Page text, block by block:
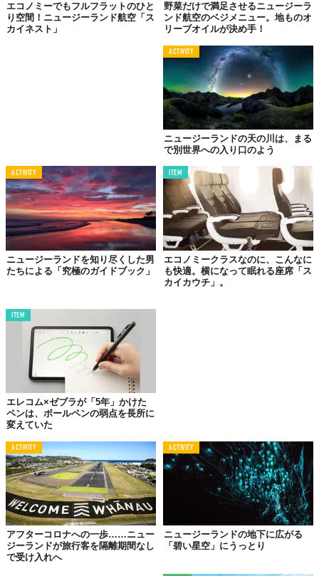
エコノミーでもフルフラットのひと
り空間！ニュージーランド航空「ス
カイネスト」
野菜だけで満足させるニュージーラ
ンド航空のベジメニュー。地ものオ
リーブオイルが決め手！
ACTIVITY
ニュージーランドの天の川は、まる
で別世界への入り口のよう
ACTIVITY
ニュージーランドを知り尽くした男
たちによる「究極のガイドブック」
ITEM
エコノミークラスなのに、こんなに
も快適。横になって眠れる座席「ス
カイカウチ」。
ITEM
エレコム×ゼブラが「5年」かけた
ペンは、ボールペンの弱点を長所に
変えていた
ACTIVITY
アフターコロナへの一歩……ニュー
ジーランドが旅行客を隔離期間なし
で受け入れへ
ACTIVITY
ニュージーランドの地下に広がる
「碧い星空」にうっとり